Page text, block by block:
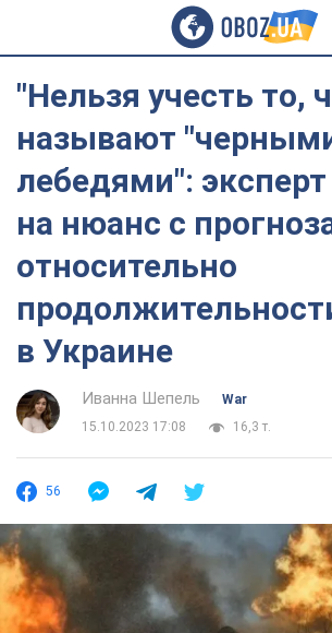
"Нельзя учесть то,
называют
лебедями": эксперт
на нюанс с
относительно
в Украине
Иванна Шепель
War
15.10.2023 17:08
16,3 т.
56